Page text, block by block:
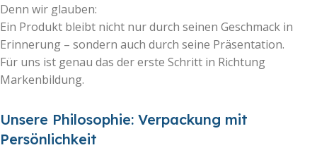
Denn wir glauben:
Ein Produkt bleibt nicht nur durch seinen Geschmack in
Erinnerung – sondern auch durch seine Präsentation.
Für uns ist genau das der erste Schritt in Richtung
Markenbildung.
Unsere Philosophie: Verpackung mit
Persönlichkeit